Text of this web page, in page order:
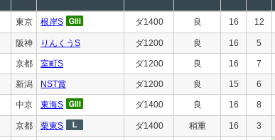
東京 根岸S ダ1400 良 16 12
阪神 りんくうS ダ1200 良 16 5
京都 室町S ダ1200 良 16 7
新潟 NST賞 ダ1200 良 15 6
中京 東海S ダ1400 良 16 8
京都 栗東S ダ1400 稍重 16 3